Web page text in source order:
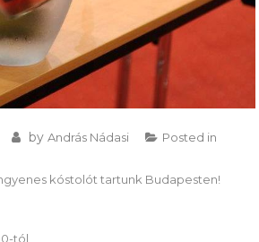
byAndrás Nádasi
Posted in
kóstolót tartunk Budapesten!
tól